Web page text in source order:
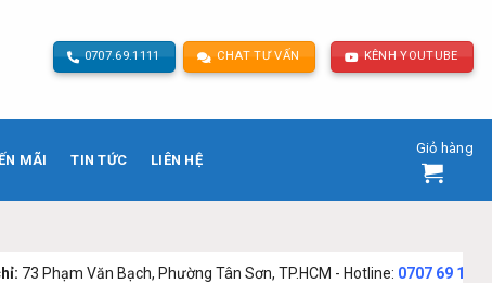
0707.69.1111 CHAT TƯ VẤN KÊNH YOUTUBE
MÃI TIN TỨC LIÊN HỆ
Giỏ hàng
Bạch, Phường Tân Sơn, TP.HCM - Hotline:0707 69 1111